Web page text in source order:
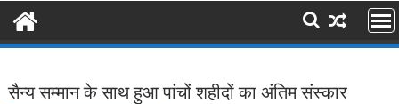
सैन्य सम्मान के साथ हुआ पांचों शहीदों का अंतिम संस्कार